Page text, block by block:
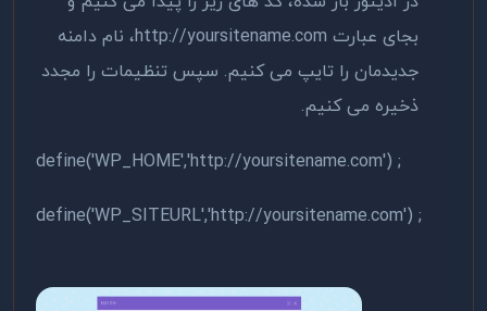
بجای عبارت http://yoursitename.com، نام دامنه
جدیدمان را تایپ می کنیم. سپس تنظیمات را مجدد
ذخیره می کنیم.
; define('WP_HOME','http://yoursitename.com')
; define('WP_SITEURL','http://yoursitename.com')